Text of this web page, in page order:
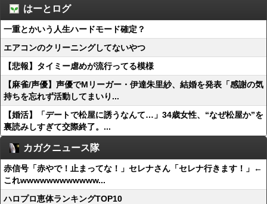
はーとログ
一重とかいう人生ハードモード確定？
エアコンのクリーニングしてないやつ
【悲報】タイミー虐めが流行ってる模様
【麻雀/声優】声優でMリーガー・伊達朱里紗、結婚を発表「感謝の気
持ちを忘れず活動してまいり...
【婚活】「デートで松屋に誘うなんて…」34歳女性、“なぜ松屋か”を
裏読みしすぎて交際終了。...
カガクニュース隊
赤信号「赤やで！止まってな！」セレナさん「セレナ行きます！」←
これwwwwwwwwwwww...
ハロプロ恵体ランキングTOP10